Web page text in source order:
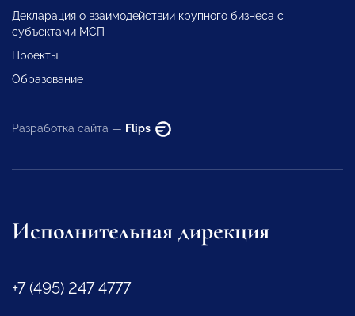
Декларация о взаимодействии крупного бизнеса с
субъектами МСП
Проекты
Образование
Разработка сайта — Flips
Исполнительная дирекция
+7 (495) 247 4777